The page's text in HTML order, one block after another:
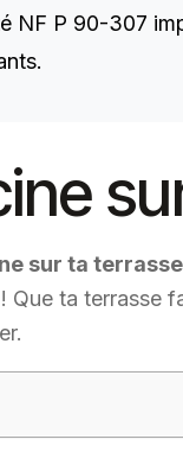
NF P 90-307
sur ta terrasse
Que ta terrasse